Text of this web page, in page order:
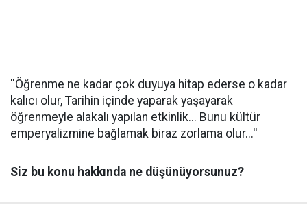
''Öğrenme ne kadar çok duyuya hitap ederse o kadar
kalıcı olur, Tarihin içinde yaparak yaşayarak
öğrenmeyle alakalı yapılan etkinlik... Bunu kültür
emperyalizmine bağlamak biraz zorlama olur...''
Siz bu konu hakkında ne düşünüyorsunuz?